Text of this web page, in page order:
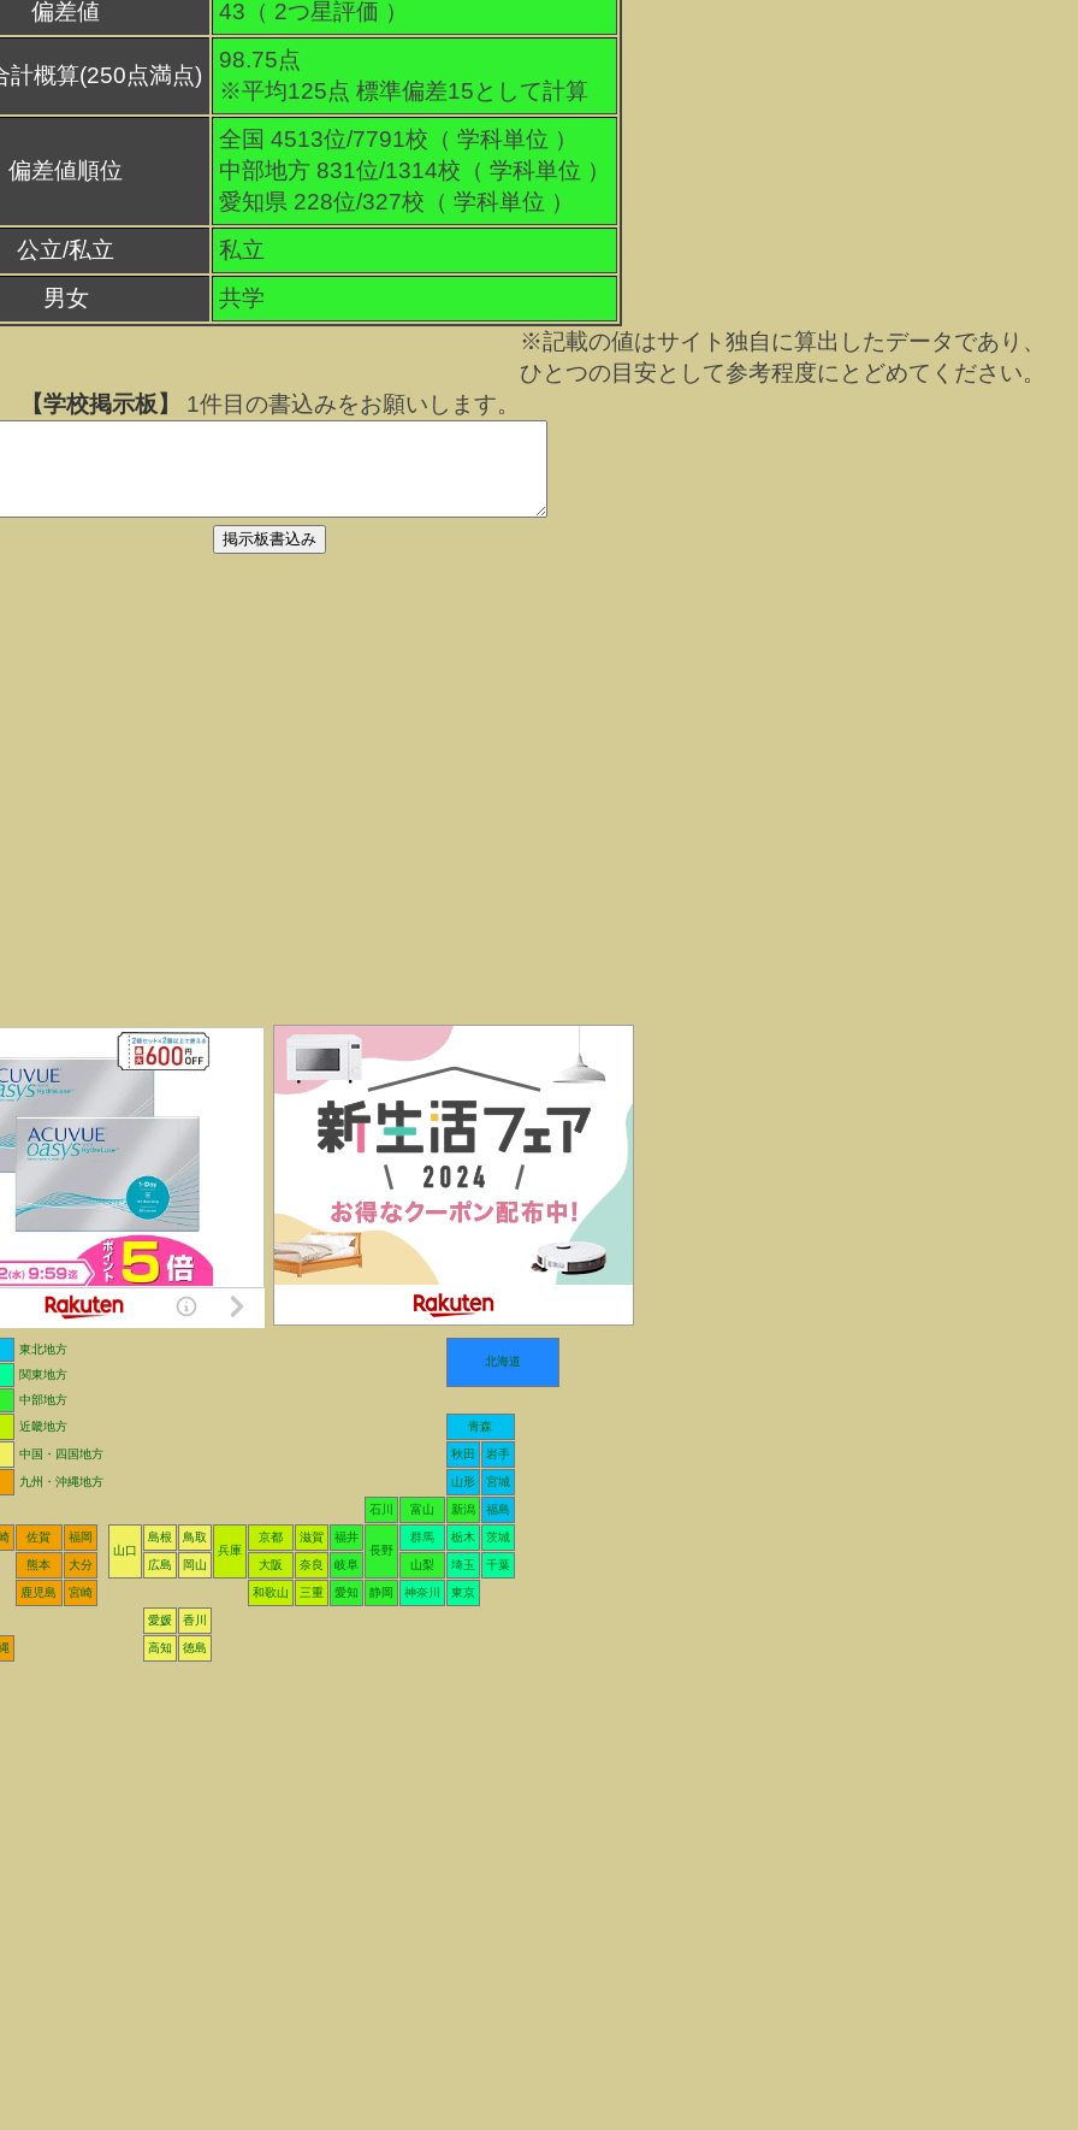
偏差値 43（ 2つ星評価 ）
計概算(250点満点)
98.75点
※平均125点 標準偏差15として計算
偏差値順位
全国 4513位/7791校（ 学科単位 ）
中部地方 831位/1314校（ 学科単位 ）
愛知県 228位/327校（ 学科単位 ）
公立/私立
私立
男女
共学
※記載の値はサイト独自に算出したデータであり、
ひとつの目安として参考程度にとどめてください。
【学校掲示板】
1件目の書込みをお願いします。
東北地方
北海道
関東地方
中部地方
近畿地方
青森
中国・四国地方 秋田 岩手
九州・沖縄地方 山形 宮城
石川 富山 新潟 福島
佐賀
福岡
山口
島根
鳥取
兵庫
京都 滋賀
福井
長野
群馬 栃木 茨城
熊本 大分 広島 岡山 大阪 奈良 岐阜 山梨 埼玉 千葉
鹿児島 宮崎 和歌山 三重 愛知 静岡 神奈川 東京
愛媛 香川
高知 徳島